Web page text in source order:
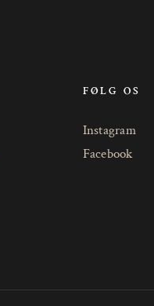
FØLG OS
Instagram
Facebook